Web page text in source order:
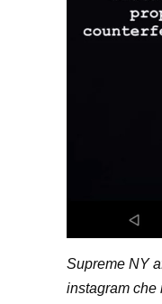
Supreme NY
instagram che